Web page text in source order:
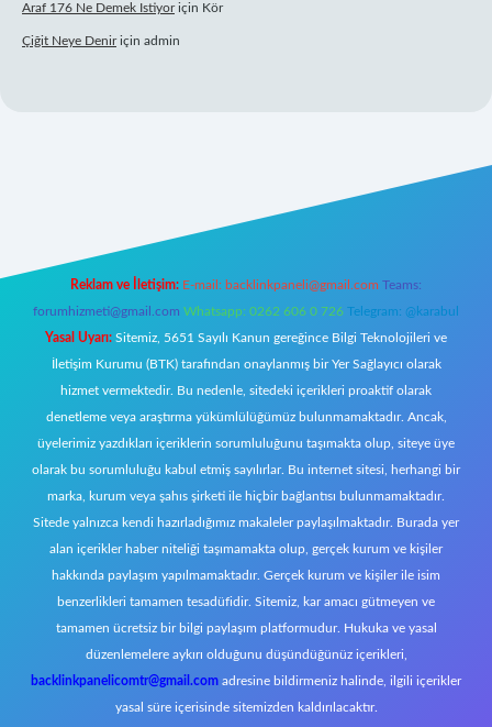
Araf 176 Ne Demek Istiyoriçin Kör
Çiğit Neye Deniriçin admin
Reklam ve İletişim: E-mail: backlinkpaneli@gmail.com Teams:
forumhizmeti@gmail.com Whatsapp: 0262 606 0 726 Telegram: @karabul
Yasal Uyarı: Sitemiz, 5651 Sayılı Kanun gereğince Bilgi Teknolojileri ve
İletişim Kurumu (BTK) tarafından onaylanmış bir Yer Sağlayıcı olarak
hizmet vermektedir. Bu nedenle, sitedeki içerikleri proaktif olarak
denetleme veya araştırma yükümlülüğümüz bulunmamaktadır. Ancak,
üyelerimiz yazdıkları içeriklerin sorumluluğunu taşımakta olup, siteye üye
olarak bu sorumluluğu kabul etmiş sayılırlar. Bu internet sitesi, herhangi bir
marka, kurum veya şahıs şirketi ile hiçbir bağlantısı bulunmamaktadır.
Sitede yalnızca kendi hazırladığımız makaleler paylaşılmaktadır. Burada yer
alan içerikler haber niteliği taşımamakta olup, gerçek kurum ve kişiler
hakkında paylaşım yapılmamaktadır. Gerçek kurum ve kişiler ile isim
benzerlikleri tamamen tesadüfidir. Sitemiz, kar amacı gütmeyen ve
tamamen ücretsiz bir bilgi paylaşım platformudur. Hukuka ve yasal
düzenlemelere aykırı olduğunu düşündüğünüz içerikleri,
backlinkpanelicomtr@gmail.com adresine bildirmeniz halinde, ilgili içerikler
yasal süre içerisinde sitemizden kaldırılacaktır.